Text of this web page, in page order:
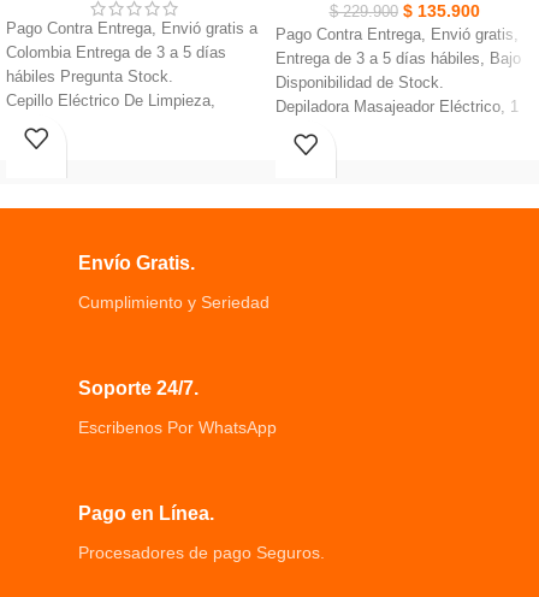
Pago Contra Entrega, Envió gratis a
Colombia Entrega de 3 a 5 días
hábiles Pregunta Stock.
Cepillo Eléctrico De Limpieza,
Funciona con 4 pilas AA.
El ABS El mango de plástico es
necesidades.
$229.900 $135.900
Pago Contra Entrega, Envió gratis,
Entrega de 3 a 5 días hábiles, Bajo
Disponibilidad de Stock.
Depiladora Masajeador Eléctrico, 1
batería de iones de litio.
1 X depiladora eléctrica, 1 X cepillo
Envío Gratis.
Cumplimiento y Seriedad
Soporte 24/7.
Escribenos Por WhatsApp
Pago en Línea.
Procesadores de pago Seguros.